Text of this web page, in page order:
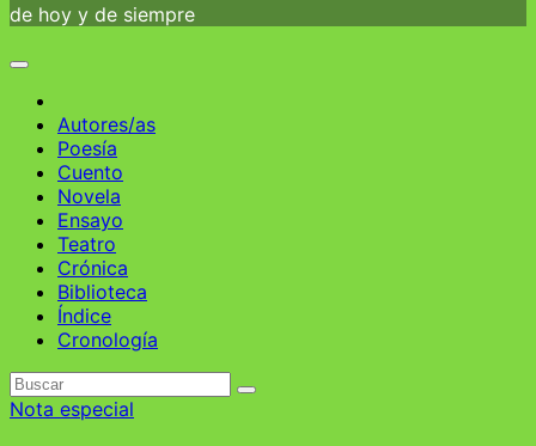
de hoy y de siempre
Autores/as
Poesía
Cuento
Novela
Ensayo
Teatro
Crónica
Biblioteca
Índice
Cronología
Nota especial